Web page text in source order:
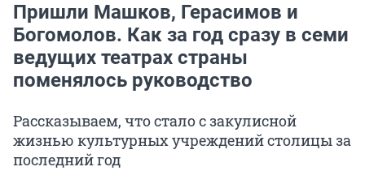
Пришли Машков, Герасимов и
Богомолов. Как за год сразу в семи
ведущих театрах страны
поменялось руководство
Рассказываем, что стало с закулисной
жизнью культурных учреждений столицы за
последний год